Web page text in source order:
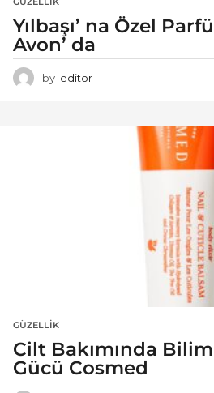
Yılbaşı’ na Özel
Avon’ da
by editor
GÜZELLIK
Cilt Bakımında
Gücü Cosmed